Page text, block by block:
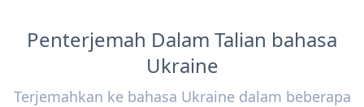
Penterjemah Dalam Talian bahasa
Ukraine
Terjemahkan ke bahasa Ukraine dalam beberapa